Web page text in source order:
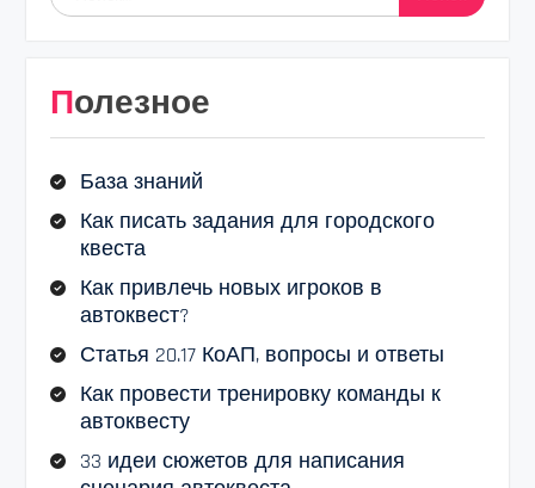
Полезное
База знаний
Как писать задания для городского
квеста
Как привлечь новых игроков в
автоквест?
Статья 20.17 КоАП, вопросы и ответы
Как провести тренировку команды к
автоквесту
33 идеи сюжетов для написания